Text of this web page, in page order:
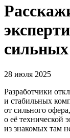
сильных
28 июля 2025
Разработчики
и стабильных
от сильного
о её технической
из знакомых там